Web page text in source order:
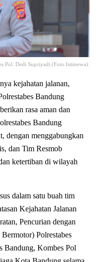
Pol. Dedi Supriyadi.(Foto:Istimewa).
kejahatan jalanan,
Bandung
rasa aman dan
Bandung
dengan menggabungkan
dan Tim Resmob
ketertiban di wilayah
dalam satu buah tim
Kejahatan Jalanan
Pencurian dengan
Polrestabes
Bandung, Kombes Pol